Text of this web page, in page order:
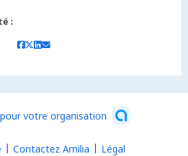
:
votre organisation
Contactez Amilia Légal